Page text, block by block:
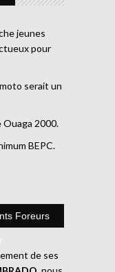
jeunes
pour
serait un
2000.
BEPC.
Foreurs
de ses